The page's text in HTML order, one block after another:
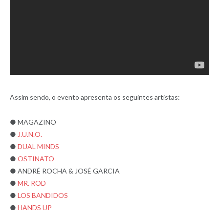
Assim sendo, o evento apresenta os seguintes artistas:
● MAGAZINO
● J.U.N.O.
● DUAL MINDS
● OSTINATO
● ANDRÉ ROCHA & JOSÉ GARCIA
● MR. ROD
● LOS BANDIDOS
● HANDS UP